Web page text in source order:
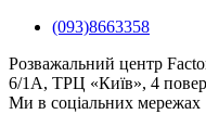
(093)8663358
Розважальний центр
6/1А, ТРЦ «Київ», 4
Ми в соціальних мережах